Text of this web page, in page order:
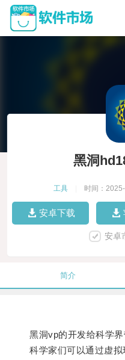
黑洞
工具 时间：
安卓下载
安卓
简介
黑洞vp的开发给科学界
科学家们可以通过虚拟